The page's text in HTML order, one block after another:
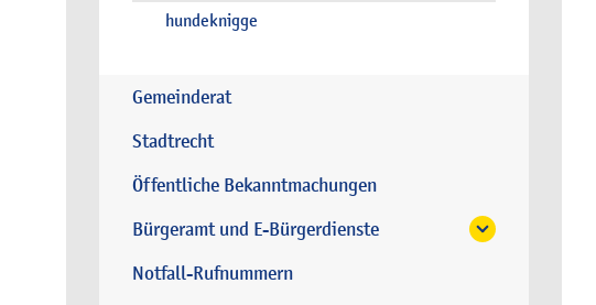
hundeknigge
Gemeinderat
Stadtrecht
Öffentliche Bekanntmachungen
Bürgeramt und E-Bürgerdienste
Notfall-Rufnummern